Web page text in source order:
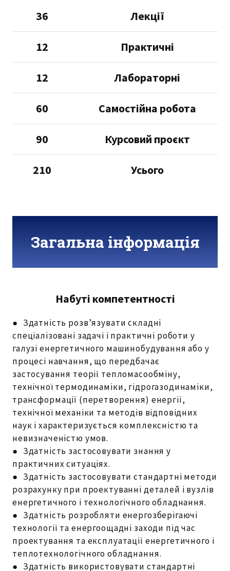
Лекції
36
Практичні
12
Лабораторні
12
Самостійна робота
60
Курсовий проєкт
90
Усього
210
Загальна інформація
Набуті компетентності
● Здатність розв’язувати складні
спеціалізовані задачі і практичні роботи у
галузі енергетичного машинобудування або у
процесі навчання, що передбачає
застосування теорії тепломасообміну,
технічної термодинаміки, гідрогазодинаміки,
трансформації (перетворення) енергії,
технічної механіки та методів відповідних
наук і характеризується комплексністю та
невизначеністю умов.
● Здатність застосовувати знання у
практичних ситуаціях.
● Здатність застосовувати стандартні методи
розрахунку при проектуванні деталей і вузлів
енергетичного і технологічного обладнання.
● Здатність розробляти енергозберігаючі
технології та енергоощадні заходи під час
проектування та експлуатації енергетичного і
теплотехнологічного обладнання.
● Здатність використовувати стандартні